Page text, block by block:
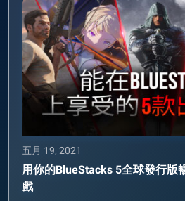
五月 19, 2021
用你的BlueStacks 5全球發行版
戲